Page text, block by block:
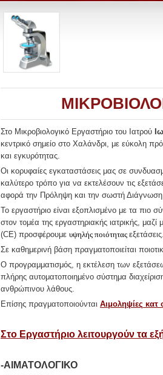
Στο Μικροβιολογικό Εργαστήριο του Ιατρού
κεντρικό σημείο στο Χαλάνδρι, με εύκολη
και εγκυρότητας.
Οι κορυφαίες εγκαταστάσεις μας σε
καλύτερο τρόπο για να εκτελέσουν τις
αφορά την Πρόληψη και την σωστή
Το εργαστήριο είναι εξοπλισμένο με τα πιο
στον τομέα της εργαστηριακής ιατρικής,
(CE) προσφέρουμε υψηλής ποιότητας εξετάσεις.
Σε καθημερινή βάση πραγματοποιείται
Ο προγραμματισμός, η εκτέλεση των
πλήρης αυτοματοποιημένο σύστημα
ανθρώπινου λάθους.
Επίσης πραγματοποιούνται Αιμοληψίες κατ
Στο Εργαστήριο λειτουργούν τα
-ΑΙΜΑΤΟΛΟΓΙΚΟ